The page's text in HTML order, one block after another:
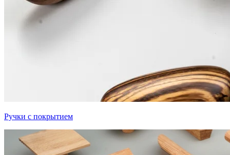
Ручки с покрытием